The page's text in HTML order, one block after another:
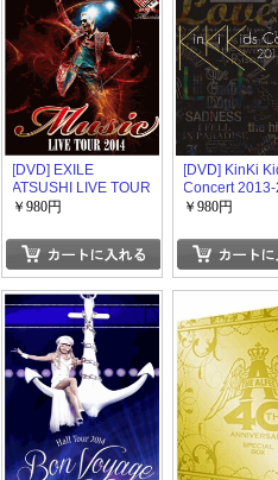
[DVD] EXILE
ATSUSHI LIVE TOUR
2014 "Music"
￥980円
[DVD] KinKi
Concert
「L」
￥980円